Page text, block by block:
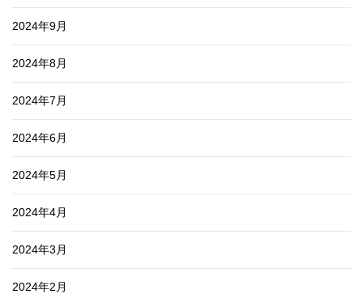
2024年9月
2024年8月
2024年7月
2024年6月
2024年5月
2024年4月
2024年3月
2024年2月